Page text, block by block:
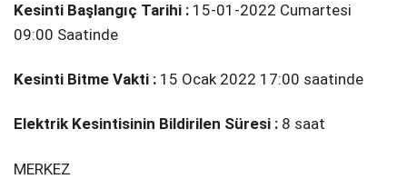
Kesinti Başlangıç Tarihi : 15-01-2022 Cumartesi
09:00 Saatinde
Kesinti Bitme Vakti : 15 Ocak 2022 17:00 saatinde
Elektrik Kesintisinin Bildirilen Süresi : 8 saat
MERKEZ